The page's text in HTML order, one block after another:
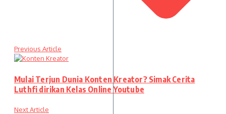
Previous Article
Mulai Terjun Dunia Konten Kreator? Simak Cerita
Luthfi dirikan Kelas Online Youtube
Next Article